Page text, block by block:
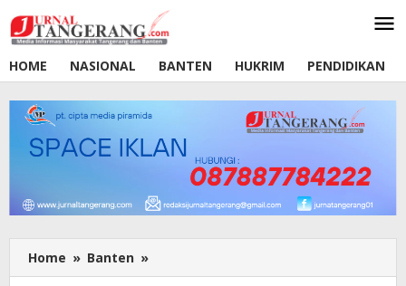
ke
konten
HOME
NASIONAL BANTEN HUKRIM PENDIDIKAN
Home » Banten »
Pendidikan